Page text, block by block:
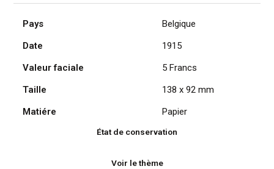
Pays
Belgique
Date
1915
Valeur faciale
5 Francs
Taille
138 x 92 mm
Matiére
Papier
État de conservation
Voir le thème